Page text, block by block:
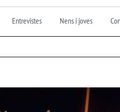
Entrevistes Nens i joves